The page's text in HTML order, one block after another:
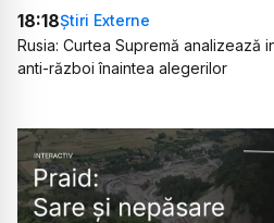
18:18Știri Externe
Rusia: Curtea Supremă analizează
anti-război înaintea alegerilor